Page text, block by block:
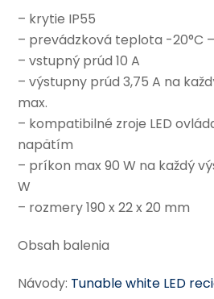
– krytie IP55
– prevádzková teplota -20°C
– vstupný prúd 10 A
– výstupny prúd 3,75 A na
max.
– kompatibilné zroje LED
napätím
– príkon max 90 W na každý
W
– rozmery 190 x 22 x 20 mm
Obsah balenia
Návody: Tunable white LED